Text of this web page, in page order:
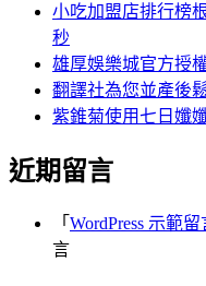
小吃加盟店排行榜
秒
雄厚娛樂城官方授
翻譯社為您並產後
紫錐菊使用七日孅
近期留言
「 WordPress 示範
言